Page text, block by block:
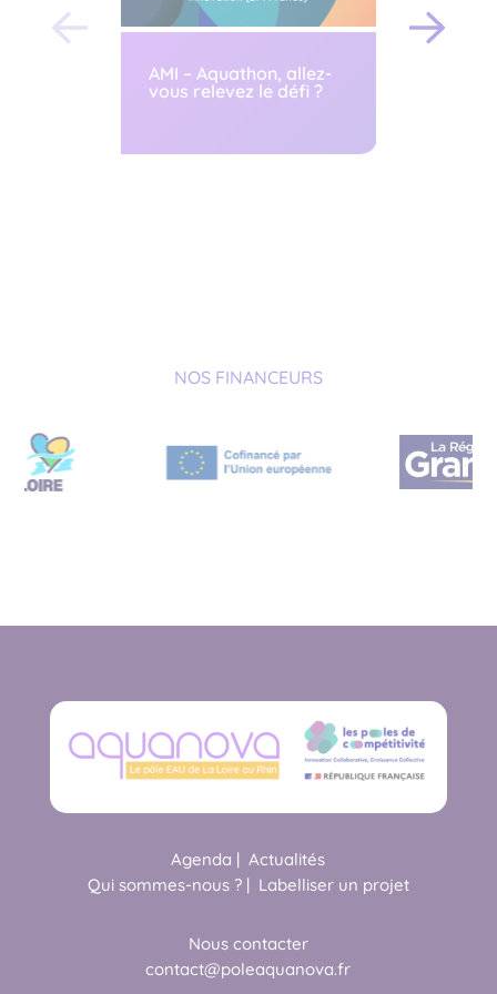
AMI – Aquathon, allez-
vous relevez le défi ?
NOS FINANCEURS
Agenda |Actualités
Qui sommes-nous ?| Labelliser un projet
Nous contacter
contact@poleaquanova.fr